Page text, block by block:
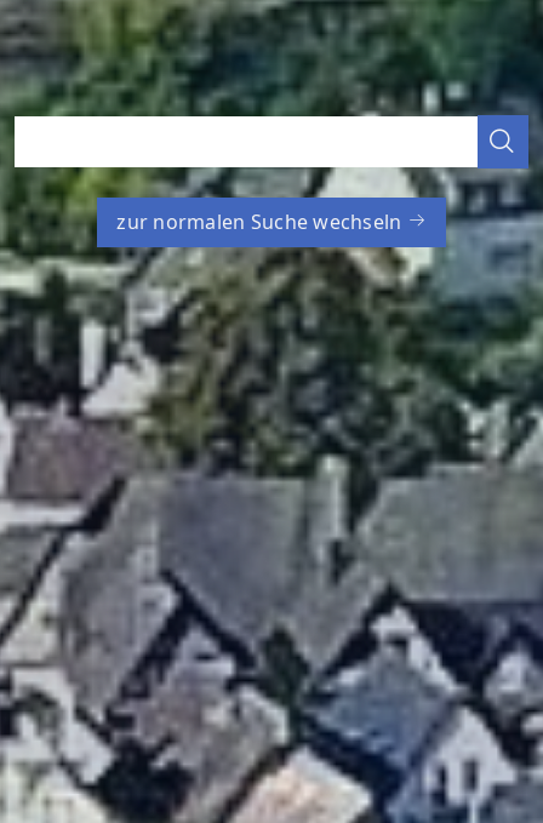
zur normalen Suche wechseln